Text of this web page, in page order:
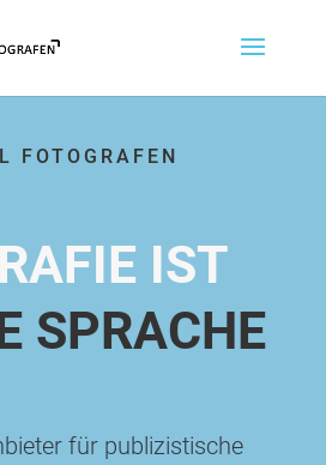
FOTOGRAFEN
IST
SPRACHE
für publizistische